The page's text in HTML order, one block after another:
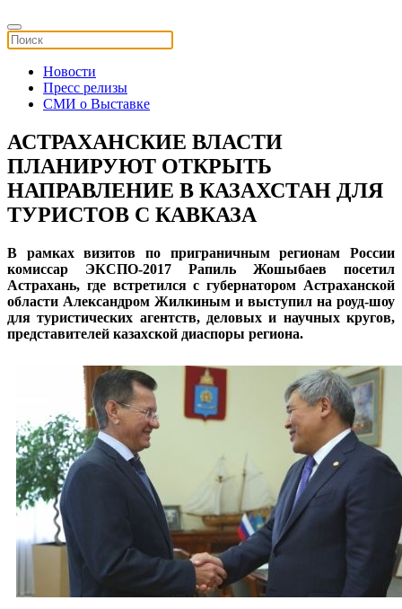
Новости
Пресс релизы
СМИ о Выставке
АСТРАХАНСКИЕ ВЛАСТИ
ПЛАНИРУЮТ ОТКРЫТЬ
НАПРАВЛЕНИЕ В КАЗАХСТАН ДЛЯ
ТУРИСТОВ С КАВКАЗА
​В рамках визитов по приграничным регионам России
комиссар ЭКСПО-2017 Рапиль Жошыбаев посетил
Астрахань, где встретился с губернатором Астраханской
области Александром Жилкиным и выступил на роуд-шоу
для туристических агентств, деловых и научных кругов,
представителей казахской диаспоры региона.